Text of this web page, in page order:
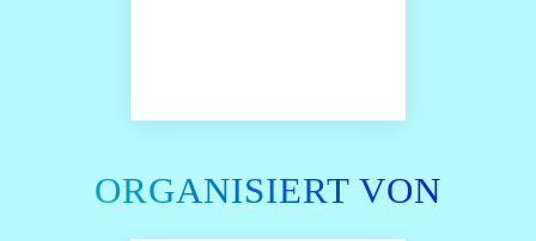
ORGANISIERT VON